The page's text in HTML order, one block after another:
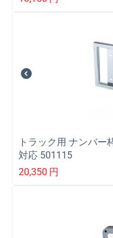
トラック用 ナンバー
対応 501115
20,350 円